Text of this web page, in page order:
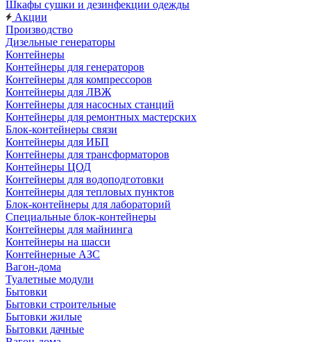
Шкафы сушки и дезинфекции одежды
Акции
Производство
Дизельные генераторы
Контейнеры
Контейнеры для генераторов
Контейнеры для компрессоров
Контейнеры для ЛВЖ
Контейнеры для насосных станций
Контейнеры для ремонтных мастерских
Блок-контейнеры связи
Контейнеры для ИБП
Контейнеры для трансформаторов
Контейнеры ЦОД
Контейнеры для водоподготовки
Контейнеры для тепловых пунктов
Блок-контейнеры для лабораторий
Специальные блок-контейнеры
Контейнеры для майнинга
Контейнеры на шасси
Контейнерные АЗС
Вагон-дома
Туалетные модули
Бытовки
Бытовки строительные
Бытовки жилые
Бытовки дачные